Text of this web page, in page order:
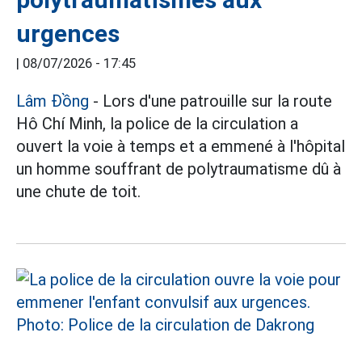
urgences
| 08/07/2026 - 17:45
Lâm Đồng - Lors d'une patrouille sur la route
Hô Chí Minh, la police de la circulation a
ouvert la voie à temps et a emmené à l'hôpital
un homme souffrant de polytraumatisme dû à
une chute de toit.